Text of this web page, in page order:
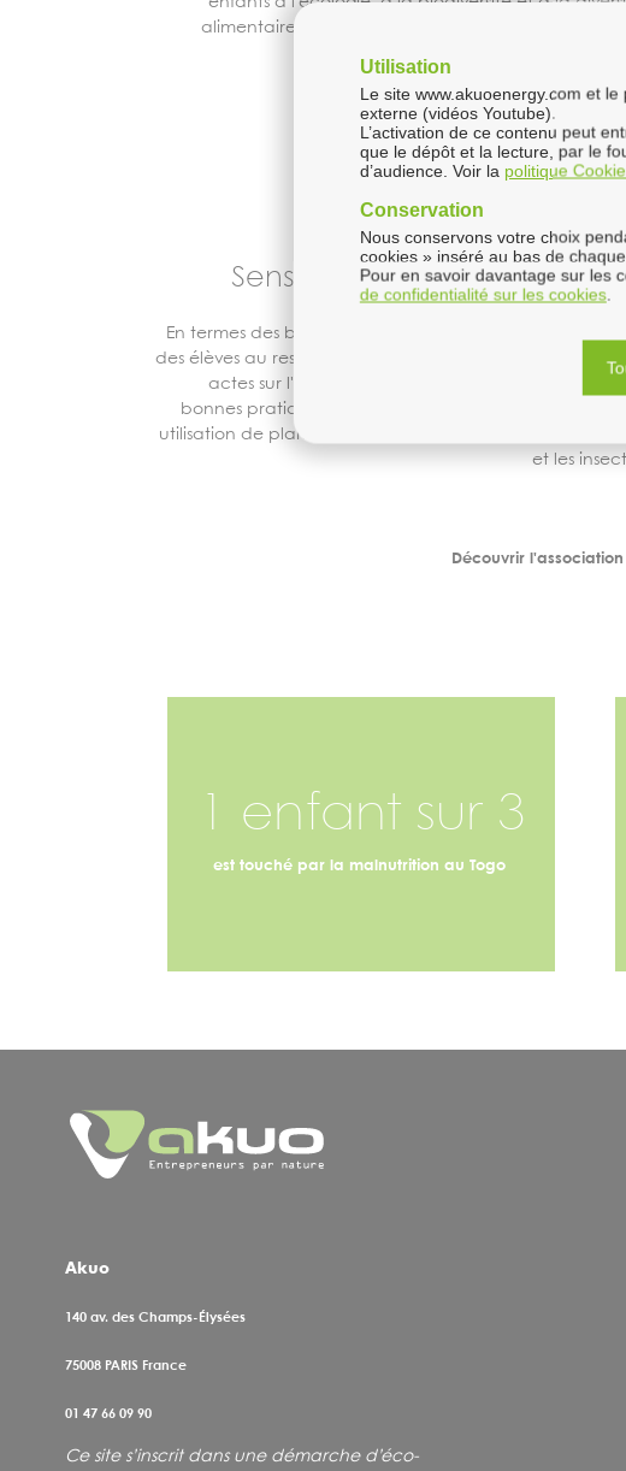
alimentaire
Sensibilisation
En termes des bénéfices environnementaux, le projet
des élèves au respect de la nature et aux conséquences
actes sur l'environnement et contribue à la
bonnes pratiques agricoles : mise en place d'un
utilisation de plantes biocides remplaçant les engrais
et les
Découvrir l'association
1 enfant sur 3
est touché par la malnutrition au Togo
Akuo
140 av. des Champs-Élysées
75008 PARIS France
01 47 66 09 90
Ce site s’inscrit dans une démarche d’éco-
Utilisation
Le site www.akuoenergy.com et
externe (vidéos Youtube).
L’activation de ce contenu peut
que le dépôt et la lecture, par le
d’audience. Voir la politique
Conservation
Nous conservons votre choix
cookies » inséré au bas de
Pour en savoir davantage sur les
de confidentialité sur les cookies.